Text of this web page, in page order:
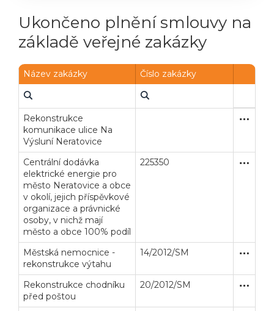
Ukončeno plnění smlouvy na
základě veřejné zakázky
Název zakázky Číslo zakázky
Rekonstrukce
komunikace ulice Na
Výsluní Neratovice
Centrální dodávka
elektrické energie pro
město Neratovice a obce
v okolí, jejich příspěvkové
organizace a právnické
osoby, v nichž mají
město a obce 100% podíl
225350
Městská nemocnice -
rekonstrukce výtahu
14/2012/SM
Rekonstrukce chodníku
před poštou
20/2012/SM